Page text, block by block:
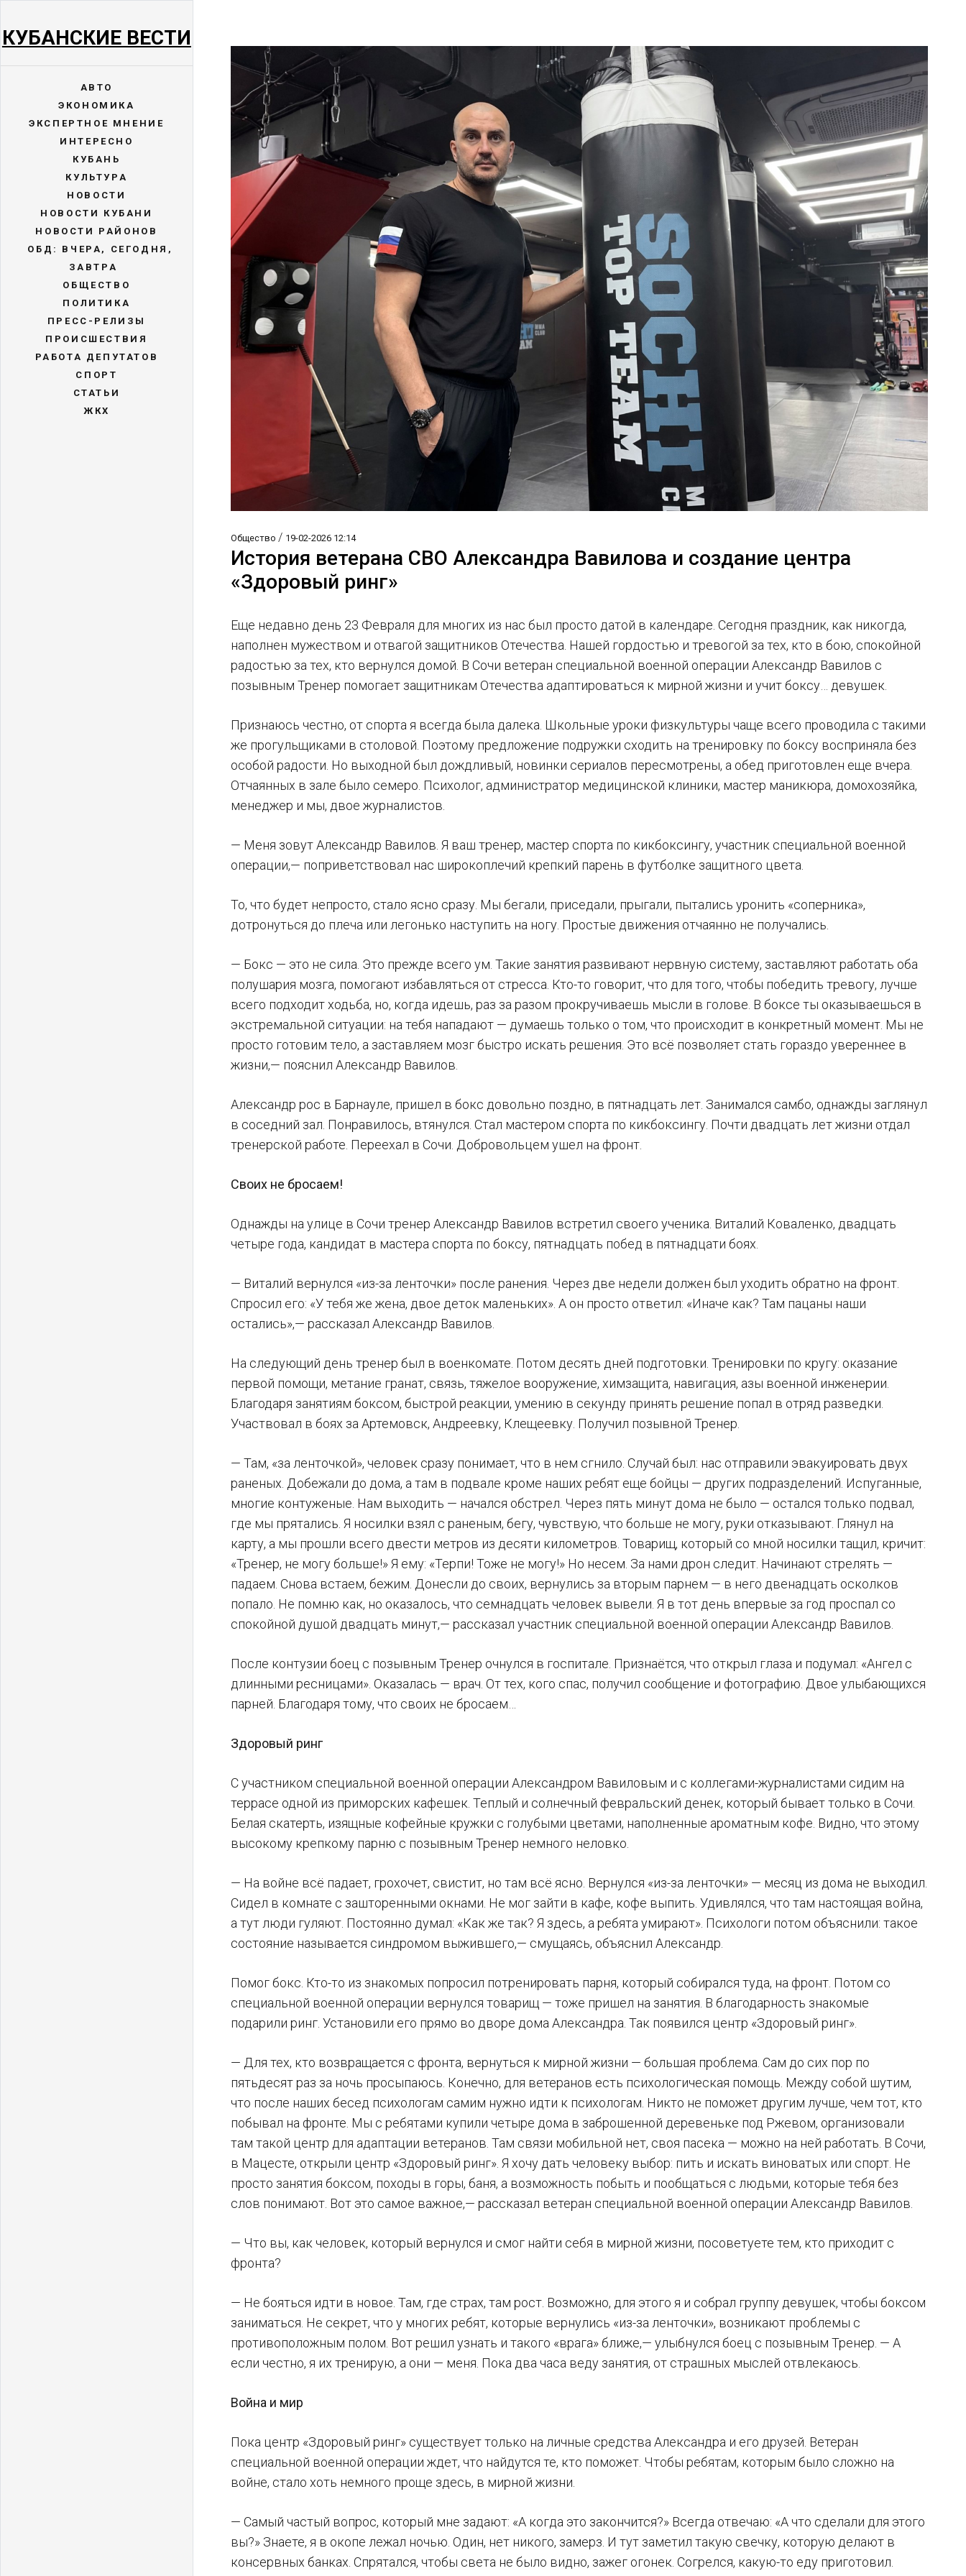
КУБАНСКИЕ ВЕСТИ
АВТО
ЭКОНОМИКА
ЭКСПЕРТНОЕ МНЕНИЕ
ИНТЕРЕСНО
КУБАНЬ
КУЛЬТУРА
НОВОСТИ
НОВОСТИ КУБАНИ
НОВОСТИ РАЙОНОВ
ОБД: ВЧЕРА, СЕГОДНЯ,
ЗАВТРА
ОБЩЕСТВО
ПОЛИТИКА
ПРЕСС-РЕЛИЗЫ
ПРОИСШЕСТВИЯ
РАБОТА ДЕПУТАТОВ
СПОРТ
СТАТЬИ
ЖКХ
Общество / 19-02-2026 12:14
История ветерана СВО Александра Вавилова и создание центра
«Здоровый ринг»
Еще недавно день 23 Февраля для многих из нас был просто датой в календаре. Сегодня праздник, как никогда,
наполнен мужеством и отвагой защитников Отечества. Нашей гордостью и тревогой за тех, кто в бою, спокойной
радостью за тех, кто вернулся домой. В Сочи ветеран специальной военной операции Александр Вавилов с
позывным Тренер помогает защитникам Отечества адаптироваться к мирной жизни и учит боксу… девушек.
Признаюсь честно, от спорта я всегда была далека. Школьные уроки физкультуры чаще всего проводила с такими
же прогульщиками в столовой. Поэтому предложение подружки сходить на тренировку по боксу восприняла без
особой радости. Но выходной был дождливый, новинки сериалов пересмотрены, а обед приготовлен еще вчера.
Отчаянных в зале было семеро. Психолог, администратор медицинской клиники, мастер маникюра, домохозяйка,
менеджер и мы, двое журналистов.
— Меня зовут Александр Вавилов. Я ваш тренер, мастер спорта по кикбоксингу, участник специальной военной
операции,— поприветствовал нас широкоплечий крепкий парень в футболке защитного цвета.
То, что будет непросто, стало ясно сразу. Мы бегали, приседали, прыгали, пытались уронить «соперника»,
дотронуться до плеча или легонько наступить на ногу. Простые движения отчаянно не получались.
— Бокс — это не сила. Это прежде всего ум. Такие занятия развивают нервную систему, заставляют работать оба
полушария мозга, помогают избавляться от стресса. Кто-то говорит, что для того, чтобы победить тревогу, лучше
всего подходит ходьба, но, когда идешь, раз за разом прокручиваешь мысли в голове. В боксе ты оказываешься в
экстремальной ситуации: на тебя нападают — думаешь только о том, что происходит в конкретный момент. Мы не
просто готовим тело, а заставляем мозг быстро искать решения. Это всё позволяет стать гораздо увереннее в
жизни,— пояснил Александр Вавилов.
Александр рос в Барнауле, пришел в бокс довольно поздно, в пятнадцать лет. Занимался самбо, однажды заглянул
в соседний зал. Понравилось, втянулся. Стал мастером спорта по кикбоксингу. Почти двадцать лет жизни отдал
тренерской работе. Переехал в Сочи. Добровольцем ушел на фронт.
Своих не бросаем!
Однажды на улице в Сочи тренер Александр Вавилов встретил своего ученика. Виталий Коваленко, двадцать
четыре года, кандидат в мастера спорта по боксу, пятнадцать побед в пятнадцати боях.
— Виталий вернулся «из-за ленточки» после ранения. Через две недели должен был уходить обратно на фронт.
Спросил его: «У тебя же жена, двое деток маленьких». А он просто ответил: «Иначе как? Там пацаны наши
остались»,— рассказал Александр Вавилов.
На следующий день тренер был в военкомате. Потом десять дней подготовки. Тренировки по кругу: оказание
первой помощи, метание гранат, связь, тяжелое вооружение, химзащита, навигация, азы военной инженерии.
Благодаря занятиям боксом, быстрой реакции, умению в секунду принять решение попал в отряд разведки.
Участвовал в боях за Артемовск, Андреевку, Клещеевку. Получил позывной Тренер.
— Там, «за ленточкой», человек сразу понимает, что в нем сгнило. Случай был: нас отправили эвакуировать двух
раненых. Добежали до дома, а там в подвале кроме наших ребят еще бойцы — других подразделений. Испуганные,
многие контуженые. Нам выходить — начался обстрел. Через пять минут дома не было — остался только подвал,
где мы прятались. Я носилки взял с раненым, бегу, чувствую, что больше не могу, руки отказывают. Глянул на
карту, а мы прошли всего двести метров из десяти километров. Товарищ, который со мной носилки тащил, кричит:
«Тренер, не могу больше!» Я ему: «Терпи! Тоже не могу!» Но несем. За нами дрон следит. Начинают стрелять —
падаем. Снова встаем, бежим. Донесли до своих, вернулись за вторым парнем — в него двенадцать осколков
попало. Не помню как, но оказалось, что семнадцать человек вывели. Я в тот день впервые за год проспал со
спокойной душой двадцать минут,— рассказал участник специальной военной операции Александр Вавилов.
После контузии боец с позывным Тренер очнулся в госпитале. Признаётся, что открыл глаза и подумал: «Ангел с
длинными ресницами». Оказалась — врач. От тех, кого спас, получил сообщение и фотографию. Двое улыбающихся
парней. Благодаря тому, что своих не бросаем…
Здоровый ринг
С участником специальной военной операции Александром Вавиловым и с коллегами-журналистами сидим на
террасе одной из приморских кафешек. Теплый и солнечный февральский денек, который бывает только в Сочи.
Белая скатерть, изящные кофейные кружки с голубыми цветами, наполненные ароматным кофе. Видно, что этому
высокому крепкому парню с позывным Тренер немного неловко.
— На войне всё падает, грохочет, свистит, но там всё ясно. Вернулся «из-за ленточки» — месяц из дома не выходил.
Сидел в комнате с зашторенными окнами. Не мог зайти в кафе, кофе выпить. Удивлялся, что там настоящая война,
а тут люди гуляют. Постоянно думал: «Как же так? Я здесь, а ребята умирают». Психологи потом объяснили: такое
состояние называется синдромом выжившего,— смущаясь, объяснил Александр.
Помог бокс. Кто-то из знакомых попросил потренировать парня, который собирался туда, на фронт. Потом со
специальной военной операции вернулся товарищ — тоже пришел на занятия. В благодарность знакомые
подарили ринг. Установили его прямо во дворе дома Александра. Так появился центр «Здоровый ринг».
— Для тех, кто возвращается с фронта, вернуться к мирной жизни — большая проблема. Сам до сих пор по
пятьдесят раз за ночь просыпаюсь. Конечно, для ветеранов есть психологическая помощь. Между собой шутим,
что после наших бесед психологам самим нужно идти к психологам. Никто не поможет другим лучше, чем тот, кто
побывал на фронте. Мы с ребятами купили четыре дома в заброшенной деревеньке под Ржевом, организовали
там такой центр для адаптации ветеранов. Там связи мобильной нет, своя пасека — можно на ней работать. В Сочи,
в Мацесте, открыли центр «Здоровый ринг». Я хочу дать человеку выбор: пить и искать виноватых или спорт. Не
просто занятия боксом, походы в горы, баня, а возможность побыть и пообщаться с людьми, которые тебя без
слов понимают. Вот это самое важное,— рассказал ветеран специальной военной операции Александр Вавилов.
— Что вы, как человек, который вернулся и смог найти себя в мирной жизни, посоветуете тем, кто приходит с
фронта?
— Не бояться идти в новое. Там, где страх, там рост. Возможно, для этого я и собрал группу девушек, чтобы боксом
заниматься. Не секрет, что у многих ребят, которые вернулись «из-за ленточки», возникают проблемы с
противоположным полом. Вот решил узнать и такого «врага» ближе,— улыбнулся боец с позывным Тренер. — А
если честно, я их тренирую, а они — меня. Пока два часа веду занятия, от страшных мыслей отвлекаюсь.
Война и мир
Пока центр «Здоровый ринг» существует только на личные средства Александра и его друзей. Ветеран
специальной военной операции ждет, что найдутся те, кто поможет. Чтобы ребятам, которым было сложно на
войне, стало хоть немного проще здесь, в мирной жизни.
— Самый частый вопрос, который мне задают: «А когда это закончится?» Всегда отвечаю: «А что сделали для этого
вы?» Знаете, я в окопе лежал ночью. Один, нет никого, замерз. И тут заметил такую свечку, которую делают в
консервных банках. Спрятался, чтобы света не было видно, зажег огонек. Согрелся, какую-то еду приготовил.